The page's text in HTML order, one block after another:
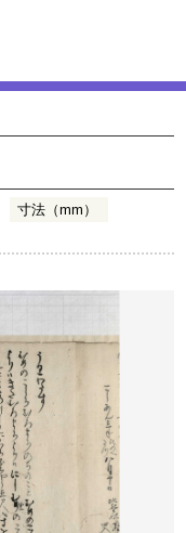
寸法（mm）